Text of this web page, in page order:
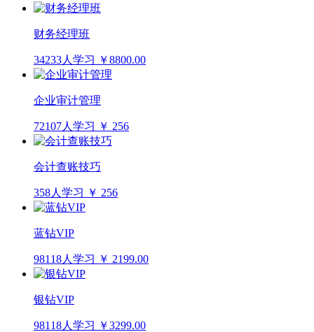
财务经理班
34233人学习 ￥8800.00
企业审计管理
72107人学习 ￥ 256
会计查账技巧
358人学习 ￥ 256
蓝钻VIP
98118人学习 ￥ 2199.00
银钻VIP
98118人学习 ￥3299.00